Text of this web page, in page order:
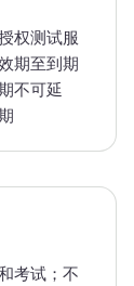
权测试服
期至到期
不可延
考试；不